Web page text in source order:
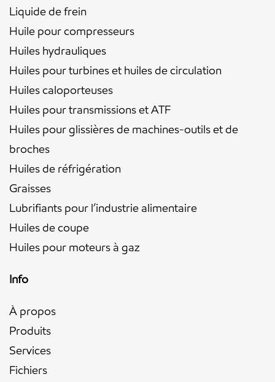
Liquide de frein
Huile pour compresseurs
Huiles hydrauliques
Huiles pour turbines et huiles de circulation
Huiles caloporteuses
Huiles pour transmissions et ATF
Huiles pour glissières de machines-outils et de
broches
Huiles de réfrigération
Graisses
Lubrifiants pour l’industrie alimentaire
Huiles de coupe
Huiles pour moteurs à gaz
Info
À propos
Produits
Services
Fichiers